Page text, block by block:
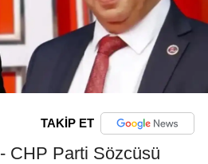
TAKİP ET
- CHP Parti Sözcüsü